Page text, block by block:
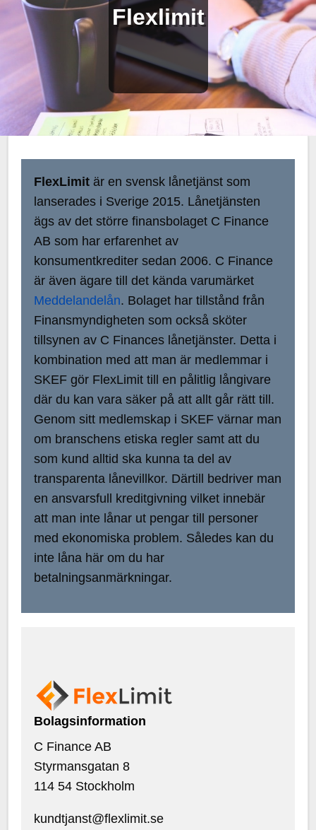
Flexlimit
FlexLimit är en svensk lånetjänst som
lanserades i Sverige 2015. Lånetjänsten
ägs av det större finansbolaget C Finance
AB som har erfarenhet av
konsumentkrediter sedan 2006. C Finance
är även ägare till det kända varumärket
Meddelandelån. Bolaget har tillstånd från
Finansmyndigheten som också sköter
tillsynen av C Finances lånetjänster. Detta i
kombination med att man är medlemmar i
SKEF gör FlexLimit till en pålitlig långivare
där du kan vara säker på att allt går rätt till.
Genom sitt medlemskap i SKEF värnar man
om branschens etiska regler samt att du
som kund alltid ska kunna ta del av
transparenta lånevillkor. Därtill bedriver man
en ansvarsfull kreditgivning vilket innebär
att man inte lånar ut pengar till personer
med ekonomiska problem. Således kan du
inte låna här om du har
betalningsanmärkningar.
Bolagsinformation
C Finance AB
Styrmansgatan 8
114 54 Stockholm
kundtjanst@flexlimit.se